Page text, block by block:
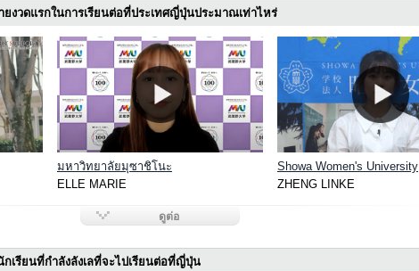
ยงวดแรกในการเรียนต่อที่ประเทศญี่ปุ่นประมาณเท่าไหร่
มหาวิทยาลัยมุซาชิโนะ
ELLE MARIE
Showa Women's University
ZHENG LINKE
ดูต่อ
กเรียนที่กำลังลังเลที่จะไปเรียนต่อที่ญี่ปุ่น